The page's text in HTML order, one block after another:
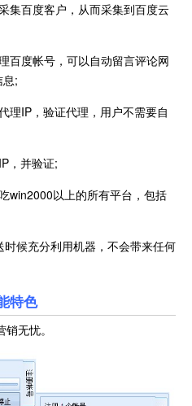
百度客户，从而采集到百度云
度帐号，可以自动留言评论网
;
IP，验证代理，用户不需要自
，并验证;
以上的所有平台，包括
候充分利用机器，不会带来任何
特色
无忧。